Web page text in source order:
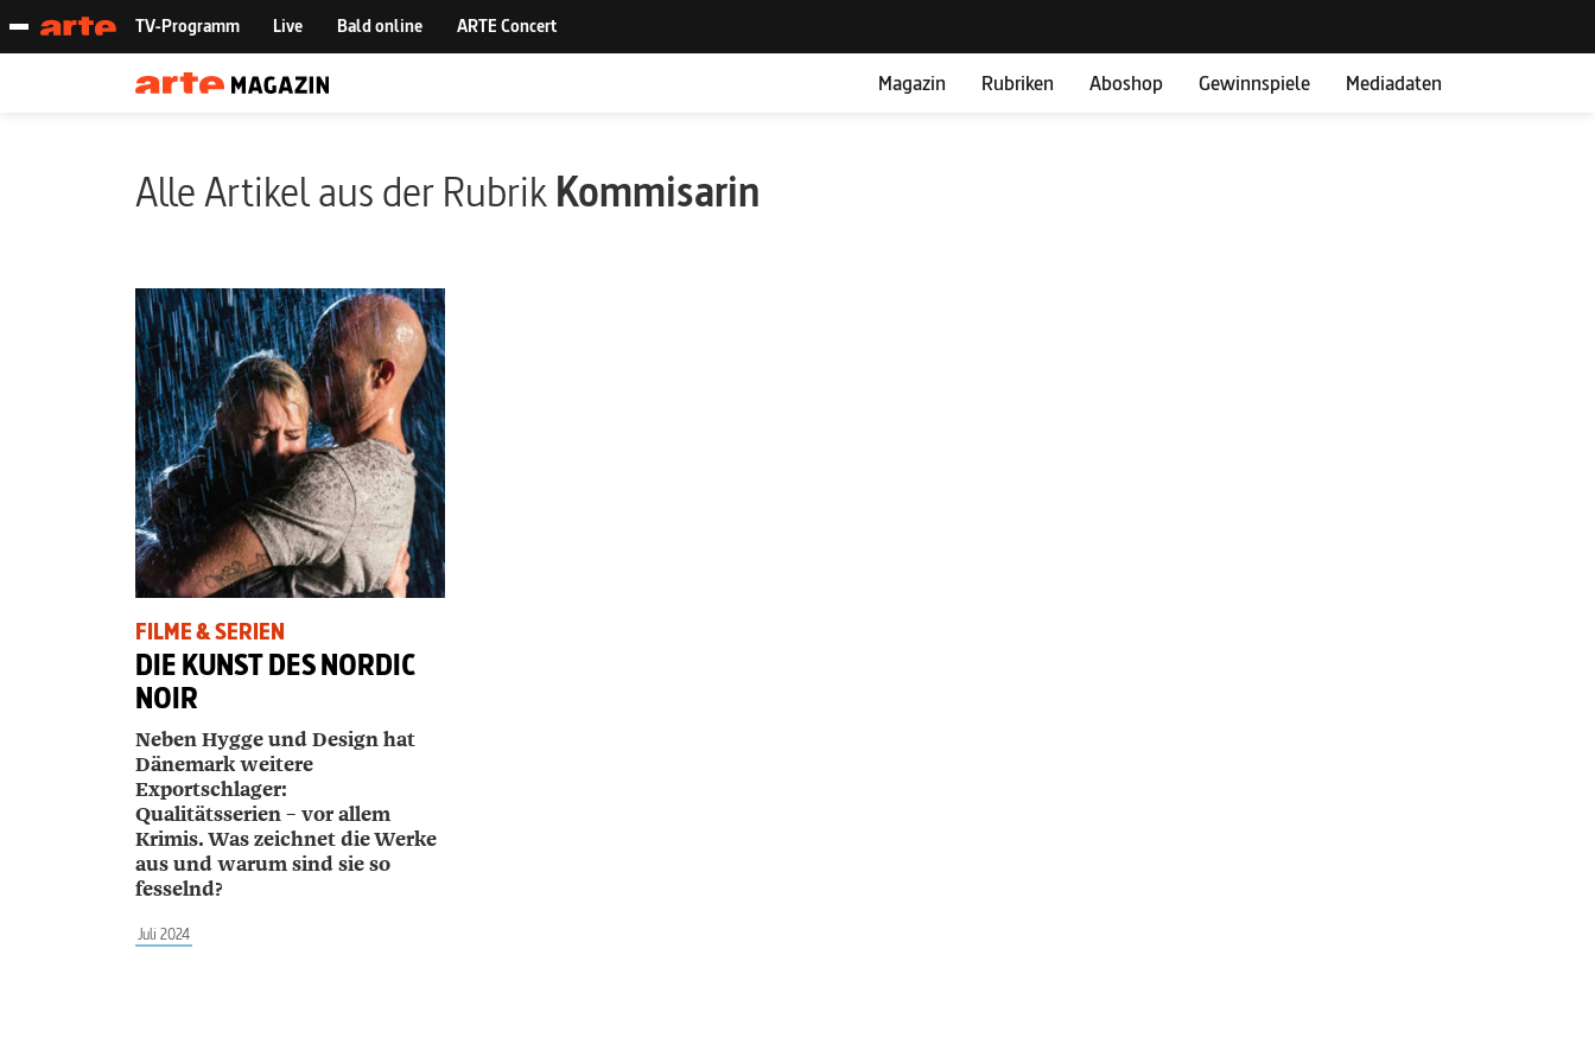
Magazin Rubriken Aboshop Gewinnspiele Mediadaten
Alle Artikel aus der RubrikKommisarin
FILME & SERIEN
DIE KUNST DES NORDIC
NOIR
Neben Hygge und Design hat
Dänemark weitere
Exportschlager:
Qualitätsserien – vor allem
Krimis. Was zeichnet die Werke
aus und warum sind sie so
fesselnd?
Juli 2024